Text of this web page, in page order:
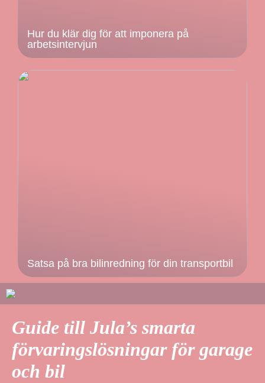
Hur du klär dig för att imponera på
arbetsintervjun
Satsa på bra bilinredning för din transportbil
Guide till Jula’s smarta
förvaringslösningar för garage
och bil